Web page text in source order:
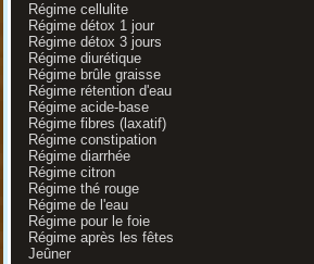
Régime cellulite
Régime détox 1 jour
Régime détox 3 jours
Régime diurétique
Régime brûle graisse
Régime rétention d'eau
Régime acide-base
Régime fibres (laxatif)
Régime constipation
Régime diarrhée
Régime citron
Régime thé rouge
Régime de l'eau
Régime pour le foie
Régime après les fêtes
Jeûner